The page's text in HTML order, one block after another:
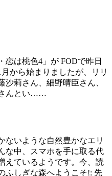
恋は桃色4」が FODで昨日
から始まりましたが、リリ
沙莉さん、細野晴臣さん、
んとい……
ないような自然豊かなエリ
な中、スマホを手に取る代
えているようです。今、読
ふしぎな森へようこそ!: 先